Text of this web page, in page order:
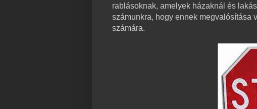
rablásoknak, amelyek házaknál és
számunkra, hogy ennek megvalósítása
számára.